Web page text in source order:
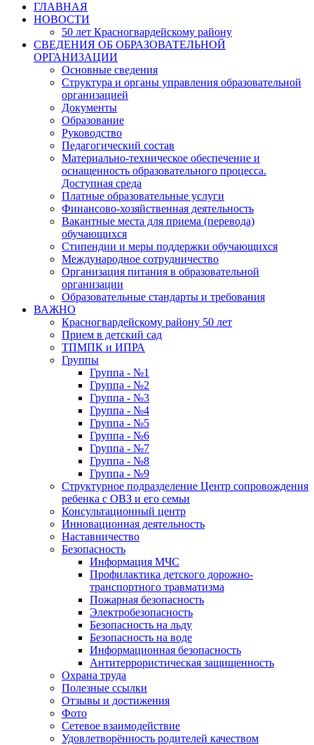
ГЛАВНАЯ
НОВОСТИ
50 лет Красногвардейскому району
СВЕДЕНИЯ ОБ ОБРАЗОВАТЕЛЬНОЙ
ОРГАНИЗАЦИИ
Основные сведения
Структура и органы управления образовательной
организацией
Документы
Образование
Руководство
Педагогический состав
Материально-техническое обеспечение и
оснащенность образовательного процесса.
Доступная среда
Платные образовательные услуги
Финансово-хозяйственная деятельность
Вакантные места для приема (перевода)
обучающихся
Стипендии и меры поддержки обучающихся
Международное сотрудничество
Организация питания в образовательной
организации
Образовательные стандарты и требования
ВАЖНО
Красногвардейскому району 50 лет
Прием в детский сад
ТПМПК и ИПРА
Группы
Группа - №1
Группа - №2
Группа - №3
Группа - №4
Группа - №5
Группа - №6
Группа - №7
Группа - №8
Группа - №9
Структурное подразделение Центр сопровождения
ребенка с ОВЗ и его семьи
Консультационный центр
Инновационная деятельность
Наставничество
Безопасность
Информация МЧС
Профилактика детского дорожно-
транспортного травматизма
Пожарная безопасность
Электробезопасность
Безопасность на льду
Безопасность на воде
Информационная безопасность
Антитеррористическая защищенность
Охрана труда
Полезные ссылки
Отзывы и достижения
Фото
Сетевое взаимодействие
Удовлетворённость родителей качеством